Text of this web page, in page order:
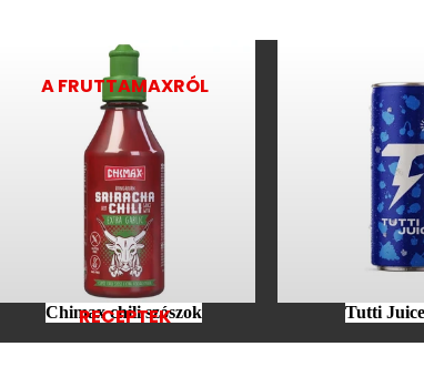
A FRUTTAMAXRÓL
RECEPTEK
Chimax chili szószok
Chimax chili szószok Tutti